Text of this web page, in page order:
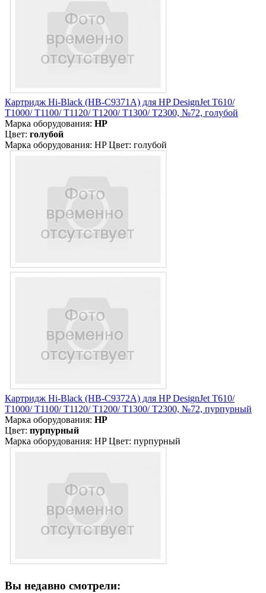
Картридж Hi-Black (HB-C9371A) для HP DesignJet T610/
T1000/ T1100/ T1120/ T1200/ T1300/ T2300, №72, голубой
Марка оборудования: HP
Цвет: голубой
Марка оборудования: HP Цвет: голубой
Картридж Hi-Black (HB-C9372A) для HP DesignJet T610/
T1000/ T1100/ T1120/ T1200/ T1300/ T2300, №72, пурпурный
Марка оборудования: HP
Цвет: пурпурный
Марка оборудования: HP Цвет: пурпурный
Вы недавно смотрели: